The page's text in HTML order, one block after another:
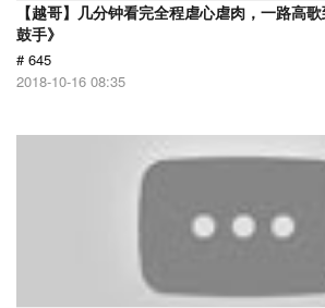
【越哥】几分钟看完全程虐心虐肉，一路高
鼓手》
# 645
2018-10-16 08:35